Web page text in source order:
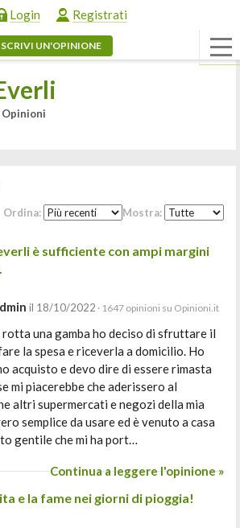
Login Registrati
SCRIVI UN'OPINIONE
Ordina: Mostra:
è sufficiente con ampi margini
il 18/10/2022 · 1647 opinioni su Opinioni.it
rotta una gamba ho deciso di sfruttare il
la spesa e riceverla a domicilio. Ho
acquisto e devo dire di essere rimasta
mi piacerebbe che aderissero al
altri supermercati e negozi della mia
semplice da usare ed è venuto a casa
gentile che mi ha port…
Continua a leggere l'opinione »
e la fame nei giorni di pioggia!